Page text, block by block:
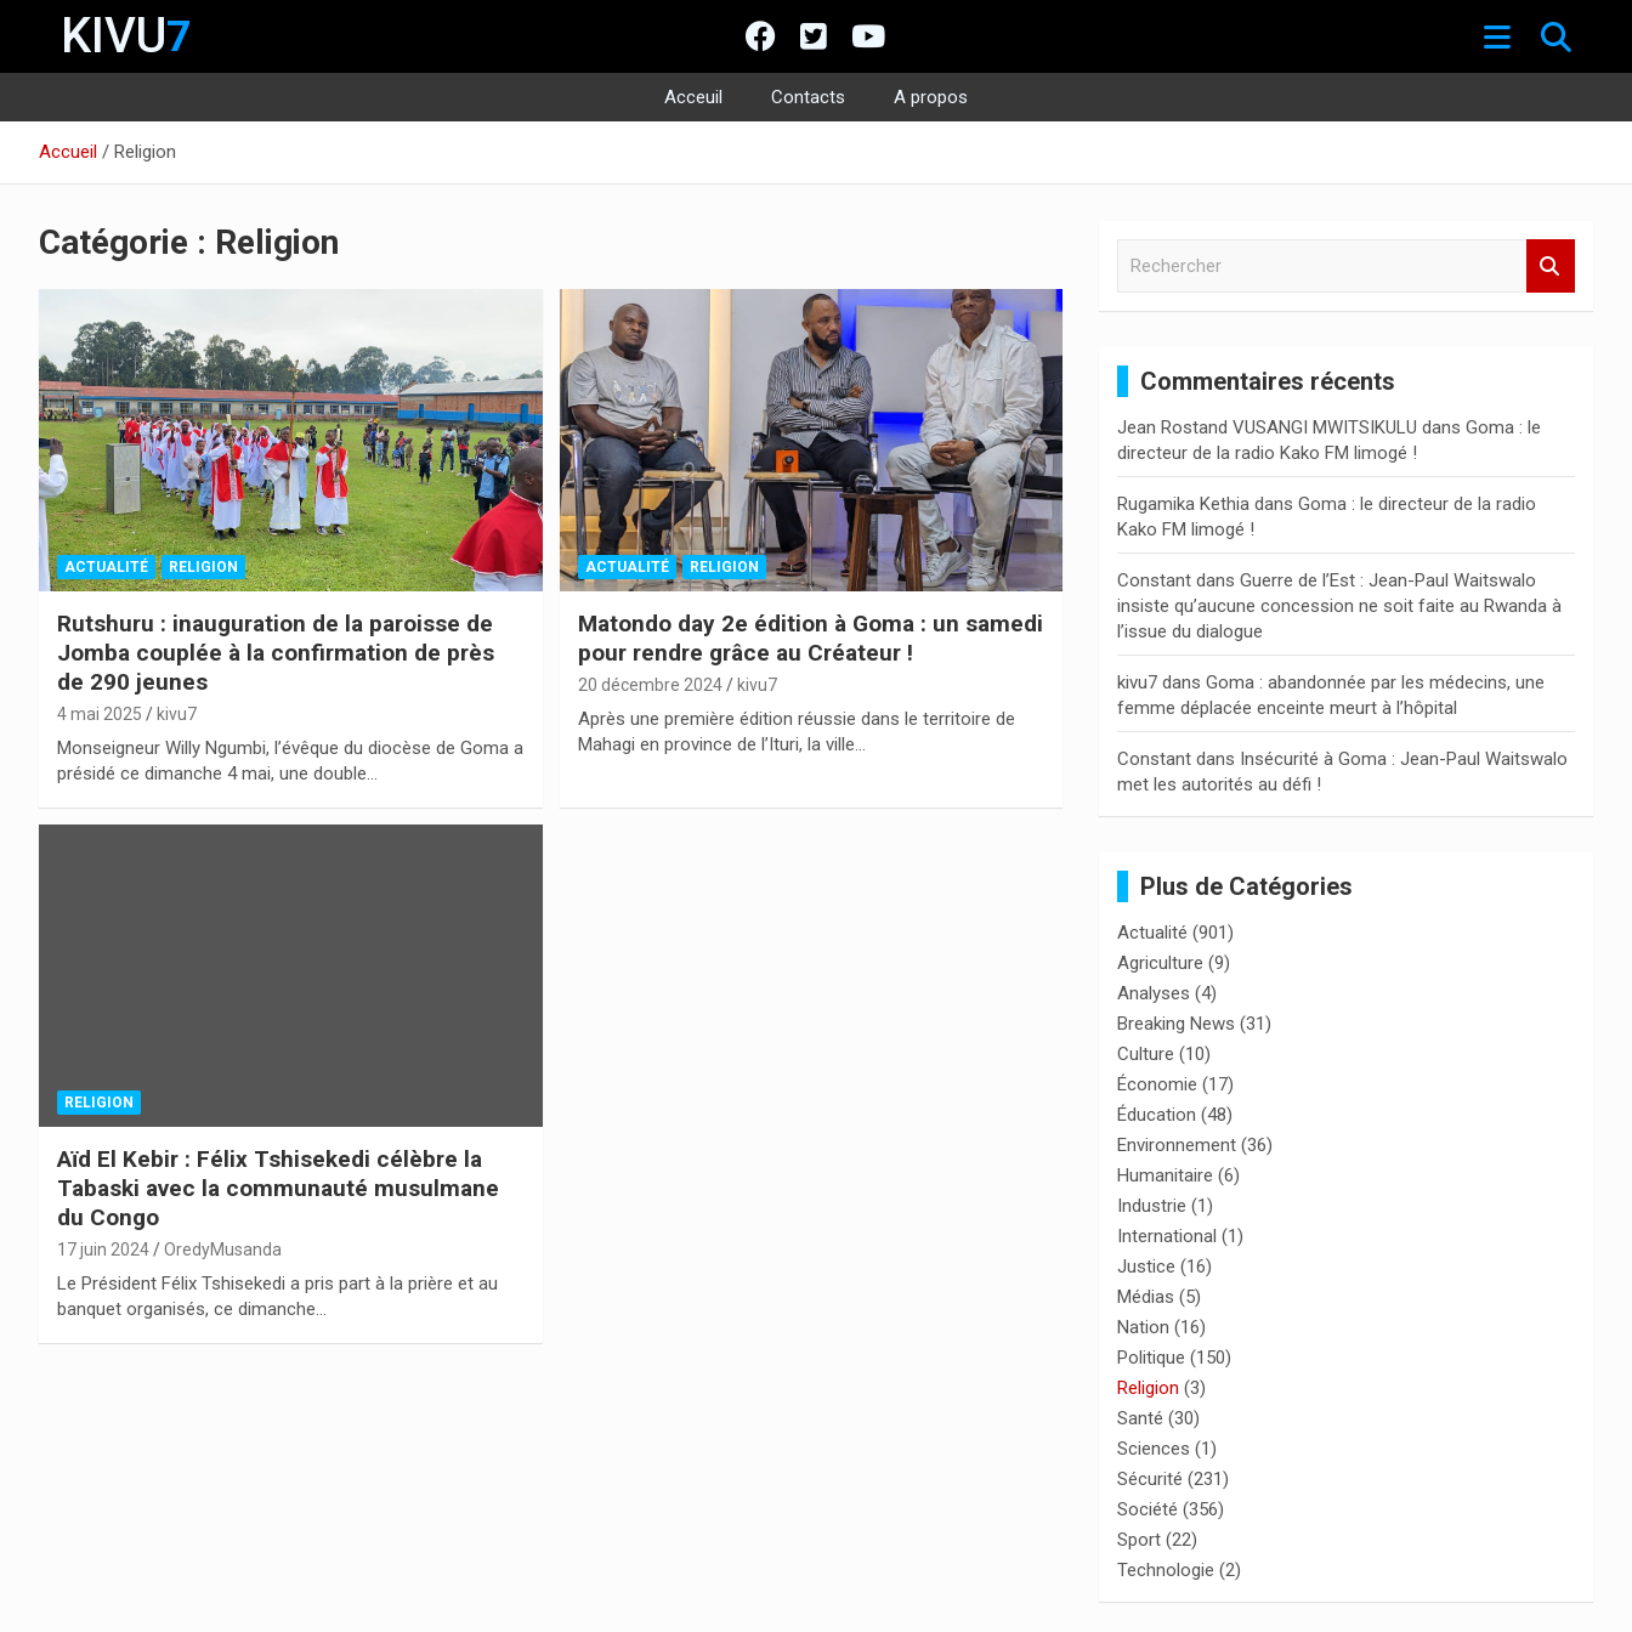
KIVU7
Acceuil Contacts
A propos
contenu
Accueil Religion
Catégorie : Religion
ACTUALITÉ RELIGION
Rutshuru : inauguration de la paroisse de
Jomba couplée à la confirmation de près
de 290 jeunes
4 mai 2025 kivu7
Monseigneur Willy Ngumbi, l’évêque du diocèse de Goma a
présidé ce dimanche 4 mai, une double…
ACTUALITÉ RELIGION
Matondo day 2e édition à Goma : un samedi
pour rendre grâce au Créateur !
20 décembre 2024 kivu7
Après une première édition réussie dans le territoire de
Mahagi en province de l’Ituri, la ville…
RELIGION
Aïd El Kebir : Félix Tshisekedi célèbre la
Tabaski avec la communauté musulmane
du Congo
17 juin 2024 OredyMusanda
Le Président Félix Tshisekedi a pris part à la prière et au
banquet organisés, ce dimanche…
c
h
e
r
Commentaires récents
Jean Rostand VUSANGI MWITSIKULU dansGoma : le
directeur de la radio Kako FM limogé !
Rugamika Kethia dansGoma : le directeur de la radio
Kako FM limogé !
Constant dansGuerre de l’Est : Jean-Paul Waitswalo
insiste qu’aucune concession ne soit faite au Rwanda à
l’issue du dialogue
kivu7 dansGoma : abandonnée par les médecins, une
femme déplacée enceinte meurt à l’hôpital
Constant dans Insécurité à Goma : Jean-Paul Waitswalo
met les autorités au défi !
Plus de Catégories
Actualité (901)
Agriculture (9)
Analyses (4)
Breaking News (31)
Culture (10)
Économie (17)
Éducation (48)
Environnement (36)
Humanitaire (6)
Industrie (1)
International (1)
Justice (16)
Médias (5)
Nation (16)
Politique (150)
Religion (3)
Santé (30)
Sciences (1)
Sécurité (231)
Société (356)
Sport (22)
Technologie (2)